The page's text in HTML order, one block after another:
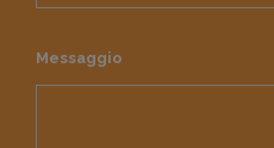
Messaggio